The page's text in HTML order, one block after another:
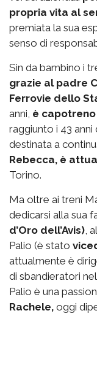
propria vita al
premiata la sua
senso di
Sin da bambino i
grazie al padre
Ferrovie dello
anni, è
raggiunto i 43
destinata a
Rebecca, è
Torino.
Ma oltre ai treni
dedicarsi alla sua
d’Oro dell’Avis) ,
Palio (è stato
attualmente è
di sbandieratori
Palio è una
Rachele, oggi